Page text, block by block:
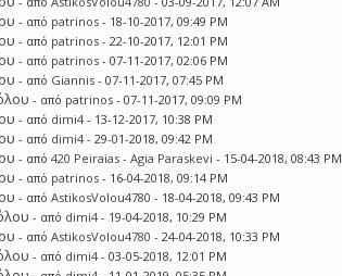
- από patrinos - 18-10-2017, 09:49 PM
- από patrinos - 22-10-2017, 12:01 PM
- από patrinos - 07-11-2017, 02:06 PM
- από Giannis - 07-11-2017, 07:45 PM
- από patrinos - 07-11-2017, 09:09 PM
- από dimi4 - 13-12-2017, 10:38 PM
- από dimi4 - 29-01-2018, 09:42 PM
- από420 Peiraias - Agia Paraskevi - 15-04-2018, 08:43 PM
- από patrinos - 16-04-2018, 09:14 PM
- απόAstikosVolou4780 - 18-04-2018, 09:43 PM
- από dimi4 - 19-04-2018, 10:29 PM
- απόAstikosVolou4780 - 24-04-2018, 10:33 PM
- από dimi4 - 03-05-2018, 12:01 PM